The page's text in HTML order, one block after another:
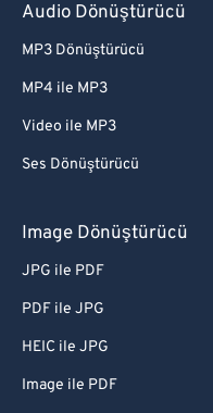
Audio Dönüştürücü
MP3 Dönüştürücü
MP4 ile MP3
Video ile MP3
Ses Dönüştürücü
Image Dönüştürücü
JPG ile PDF
PDF ile JPG
HEIC ile JPG
Image ile PDF